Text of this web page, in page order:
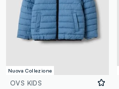
Nuova Collezione
OVS KIDS